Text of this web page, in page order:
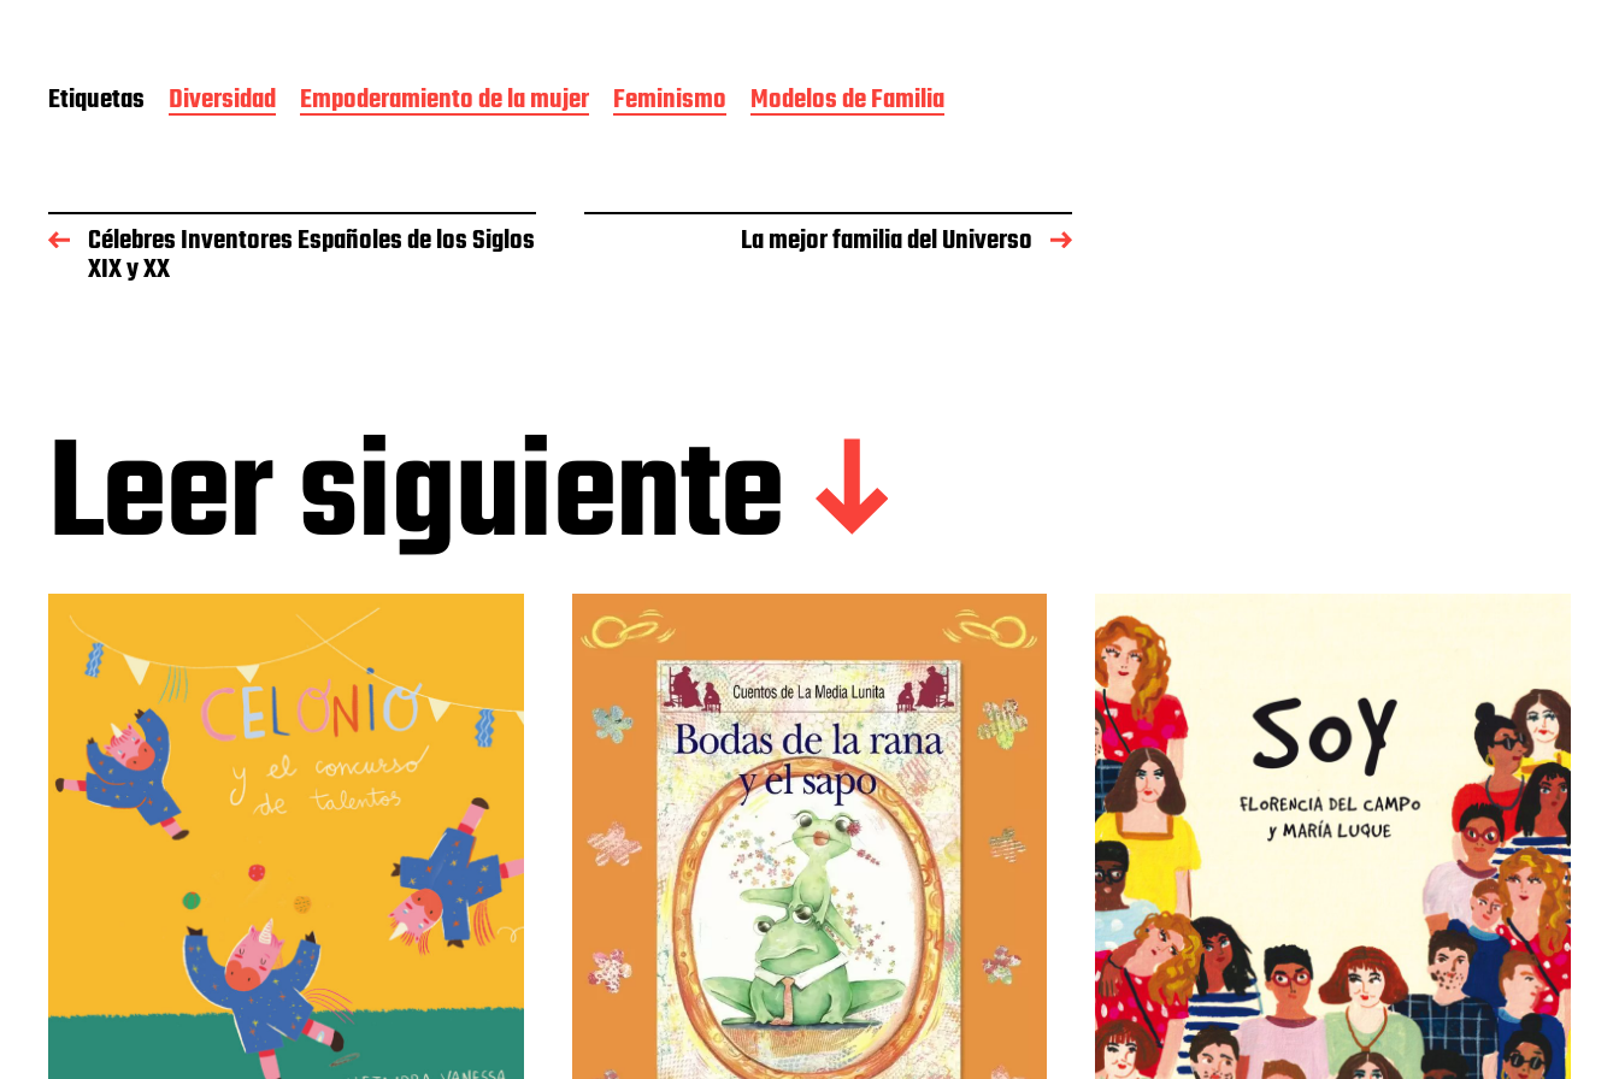
Etiquetas Diversidad Empoderamiento de la mujer Feminismo Modelos de Familia
Célebres Inventores Españoles de los Siglos
XIX y XX
La mejor familia del Universo
Leer siguiente